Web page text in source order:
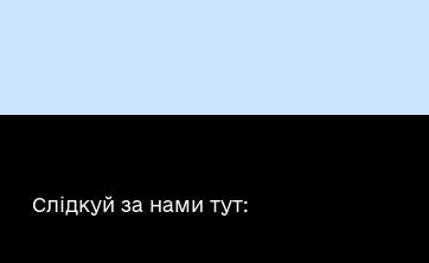
Слідкуй за нами тут: